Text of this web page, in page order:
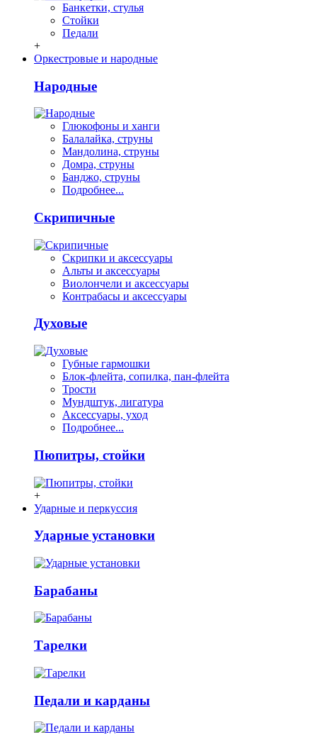
Банкетки, стулья
Стойки
Педали
+
Оркестровые и народные
Народные
Глюкофоны и ханги
Балалайка, струны
Мандолина, струны
Домра, струны
Банджо, струны
Подробнее...
Скрипичные
Скрипки и аксессуары
Альты и аксессуары
Виолончели и аксессуары
Контрабасы и аксессуары
Духовые
Губные гармошки
Блок-флейта, сопилка, пан-флейта
Трости
Мундштук, лигатура
Аксессуары, уход
Подробнее...
Пюпитры, стойки
+
Ударные и перкуссия
Ударные установки
Барабаны
Тарелки
Педали и карданы